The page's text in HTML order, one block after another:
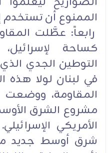
الممنوع أن تستخدم
رابعاً: عطَّلت
كساحة
التوطين الجدي
في لبنان لولا هذه
المقاومة، ووضعت
مشروع الشرق
الأمريكي
شرق أوسط جديد من